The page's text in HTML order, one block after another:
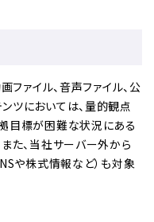
ファイル、音声ファイル、公
ツにおいては、量的観点
目標が困難な状況にある
た、当社サーバー外から
や株式情報など）も対象